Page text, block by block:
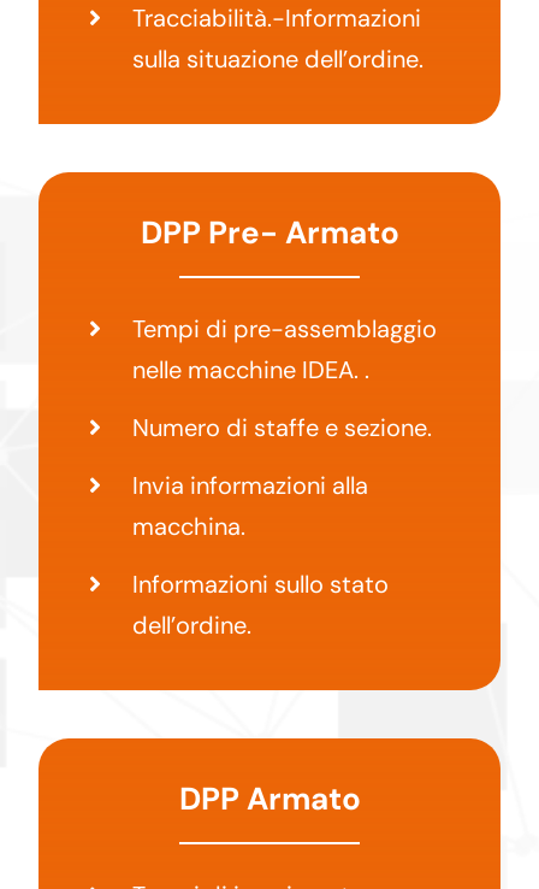
Tracciabilità.-Informazioni
sulla situazione dell’ordine.
DPP Pre- Armato
Tempi di pre-assemblaggio
nelle macchine IDEA. .
Numero di staffe e sezione.
Invia informazioni alla
macchina.
Informazioni sullo stato
dell’ordine.
DPP Armato